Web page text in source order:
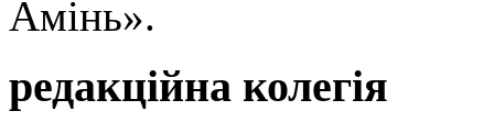
Амінь».
редакційна колегія